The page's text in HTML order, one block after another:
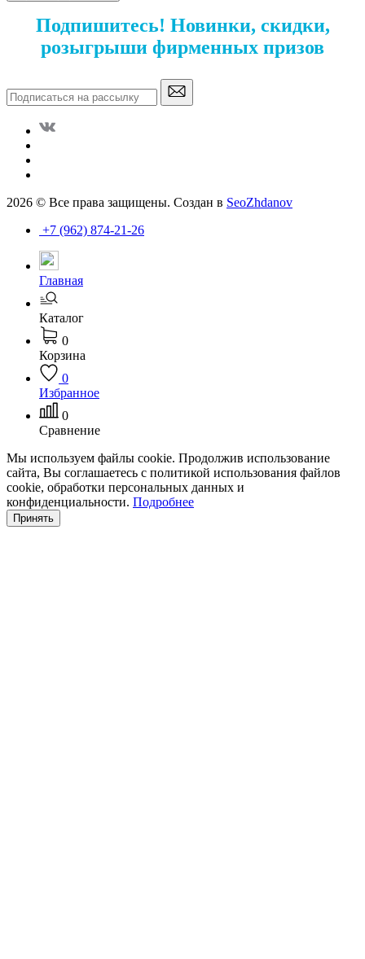
Подпишитесь! Новинки, скидки,
розыгрыши фирменных призов
2026 © Все права защищены. Создан в SeoZhdanov
+7 (962) 874-21-26
Главная
Каталог
0
Корзина
0
Избранное
0
Сравнение
Мы используем файлы cookie. Продолжив использование
сайта, Вы соглашаетесь с политикой использования файлов
cookie, обработки персональных данных и
конфиденциальности. Подробнее
Принять